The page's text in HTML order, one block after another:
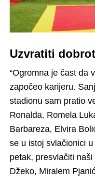
Uzvratiti
“Ogromna je čast da
započeo karijeru.
stadionu sam pratio
Ronalda, Romela
Barbareza, Elvira
se u istoj svlačionici
petak, presvlačiti
Džeko, Miralem